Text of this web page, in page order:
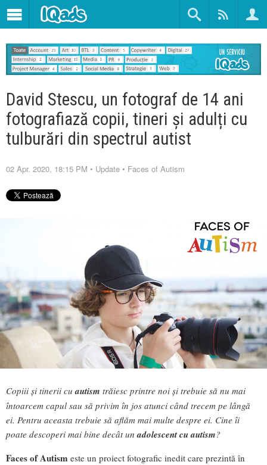
David Stescu, un fotograf de 14 ani
fotografiază copii, tineri și adulți cu
tulburări din spectrul autist
02 Apr. 2020, 18:15 PM • Update • Faces of Autism
Copiii și tinerii cuautism trăiesc printre noi și trebuie să nu mai
întoarcem capul sau să privim în jos atunci când trecem pe lângă
ei. Pentru aceasta trebuie să aflăm mai multe despre ei. Cine îi
poate descoperi mai bine decât unadolescent cu autism?
Faces of Autism este un proiect fotografic inedit care prezintă în